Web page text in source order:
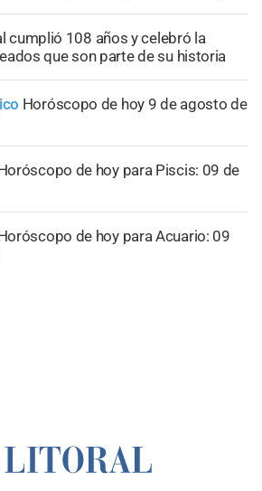
cumplió 108 años y celebró la
que son parte de su historia
Horóscopo de hoy 9 de agosto de
de hoy para Piscis: 09 de
de hoy para Acuario: 09